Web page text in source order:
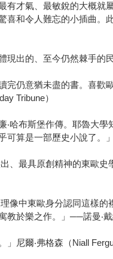
有才氣、最敏銳的大概
喜和令人難忘的小插曲。
現出的、至今仍然棘手
讀完仍意猶未盡的書。
Tribune）
‧哈布斯堡作傳。耶魯大
可算是一部歷史小說了。
出、最具原創精神的東歐
理像中東歐身分認同這樣
教於樂之作。」──諾曼‧
」尼爾‧弗格森（Niall